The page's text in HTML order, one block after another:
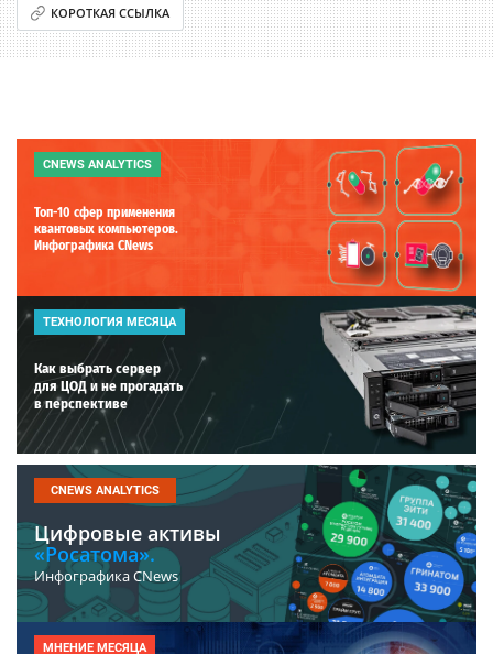
КОРОТКАЯ ССЫЛКА
CNEWS ANALYTICS
Топ-10 сфер применения
квантовых компьютеров.
Инфографика CNews
ТЕХНОЛОГИЯ МЕСЯЦА
Как выбрать сервер
для ЦОД и не прогадать
в перспективе
CNEWS ANALYTICS
Цифровые активы
«Росатома».
Инфографика CNews
МНЕНИЕ МЕСЯЦА